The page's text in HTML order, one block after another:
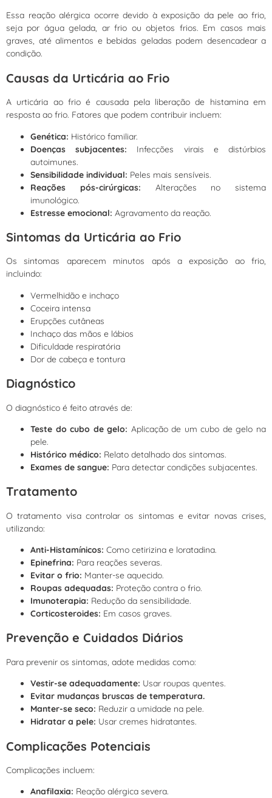
Essa reação alérgica ocorre devido à exposição da pele ao frio,
seja por água gelada, ar frio ou objetos frios. Em casos mais
graves, até alimentos e bebidas geladas podem desencadear a
condição.
Causas da Urticária ao Frio
A urticária ao frio é causada pela liberação de histamina em
resposta ao frio. Fatores que podem contribuir incluem:
Genética: Histórico familiar.
Doenças subjacentes: Infecções virais e distúrbios
autoimunes.
Sensibilidade individual: Peles mais sensíveis.
Reações pós-cirúrgicas: Alterações no sistema
imunológico.
Estresse emocional: Agravamento da reação.
Sintomas da Urticária ao Frio
Os sintomas aparecem minutos após a exposição ao frio,
incluindo:
Vermelhidão e inchaço
Coceira intensa
Erupções cutâneas
Inchaço das mãos e lábios
Dificuldade respiratória
Dor de cabeça e tontura
Diagnóstico
O diagnóstico é feito através de:
Teste do cubo de gelo: Aplicação de um cubo de gelo na
pele.
Histórico médico: Relato detalhado dos sintomas.
Exames de sangue: Para detectar condições subjacentes.
Tratamento
O tratamento visa controlar os sintomas e evitar novas crises,
utilizando:
Anti-Histamínicos: Como cetirizina e loratadina.
Epinefrina: Para reações severas.
Evitar o frio: Manter-se aquecido.
Roupas adequadas: Proteção contra o frio.
Imunoterapia: Redução da sensibilidade.
Corticosteroides: Em casos graves.
Prevenção e Cuidados Diários
Para prevenir os sintomas, adote medidas como:
Vestir-se adequadamente: Usar roupas quentes.
Evitar mudanças bruscas de temperatura.
Manter-se seco: Reduzir a umidade na pele.
Hidratar a pele: Usar cremes hidratantes.
Complicações Potenciais
Complicações incluem:
Anafilaxia: Reação alérgica severa.